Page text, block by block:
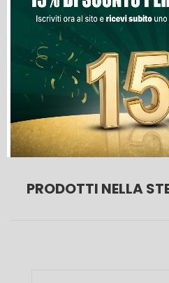
Aggiungi
Lista Dei Desideri
Ultimi articoli in magazzino
PRODOTTI NELLA